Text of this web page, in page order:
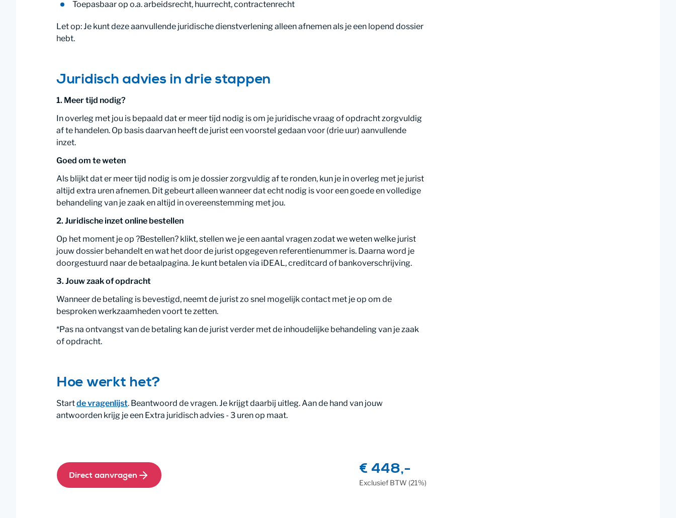
Toepasbaar op o.a. arbeidsrecht, huurrecht, contractenrecht
Let op: Je kunt deze aanvullende juridische dienstverlening alleen afnemen als je een lopend dossier
hebt.
Juridisch advies in drie stappen
1. Meer tijd nodig?
In overleg met jou is bepaald dat er meer tijd nodig is om je juridische vraag of opdracht zorgvuldig
af te handelen. Op basis daarvan heeft de jurist een voorstel gedaan voor (drie uur) aanvullende
inzet.
Goed om te weten
Als blijkt dat er meer tijd nodig is om je dossier zorgvuldig af te ronden, kun je in overleg met je jurist
altijd extra uren afnemen. Dit gebeurt alleen wanneer dat echt nodig is voor een goede en volledige
behandeling van je zaak en altijd in overeenstemming met jou.
2. Juridische inzet online bestellen
Op het moment je op ?Bestellen? klikt, stellen we je een aantal vragen zodat we weten welke jurist
jouw dossier behandelt en wat het door de jurist opgegeven referentienummer is. Daarna word je
doorgestuurd naar de betaalpagina. Je kunt betalen via iDEAL, creditcard of bankoverschrijving.
3. Jouw zaak of opdracht
Wanneer de betaling is bevestigd, neemt de jurist zo snel mogelijk contact met je op om de
besproken werkzaamheden voort te zetten.
*Pas na ontvangst van de betaling kan de jurist verder met de inhoudelijke behandeling van je zaak
of opdracht.
Hoe werkt het?
Startde vragenlijst. Beantwoord de vragen. Je krijgt daarbij uitleg. Aan de hand van jouw
antwoorden krijg je een Extra juridisch advies - 3 uren op maat.
€ 448,-
Exclusief BTW (21%)
Direct aanvragen